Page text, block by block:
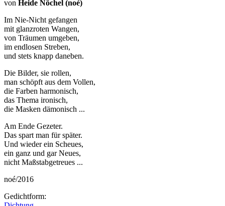
von Heide Nöchel (noé)
Im Nie-Nicht gefangen
mit glanzroten Wangen,
von Träumen umgeben,
im endlosen Streben,
und stets knapp daneben.
Die Bilder, sie rollen,
man schöpft aus dem Vollen,
die Farben harmonisch,
das Thema ironisch,
die Masken dämonisch ...
Am Ende Gezeter.
Das spart man für später.
Und wieder ein Scheues,
ein ganz und gar Neues,
nicht Maßstabgetreues ...
noé/2016
Gedichtform: